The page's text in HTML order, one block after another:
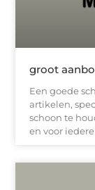
groot
Een goede
artikelen,
schoon te
en voor